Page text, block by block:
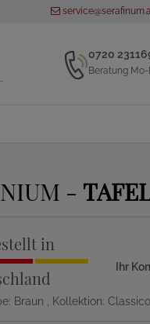
0720
Beratung Mo-
-
in
Ihr
Braun , Kollektion: